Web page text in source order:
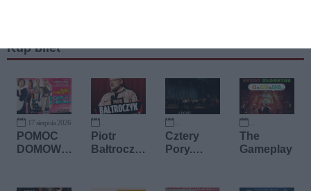
Kup bilet
17 sierpnia 2026
POMOC
DOMOWA
y
12 września 2026
Piotr
Bałtroczy
20 września 2026
Cztery
Pory.
4 października 2026
The
Gameplay